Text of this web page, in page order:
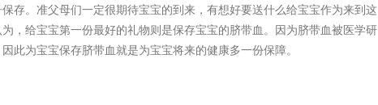
存。准父母们一定很期待宝宝的到来，有想好要送什么给宝宝作为来到这
，给宝宝第一份最好的礼物则是保存宝宝的脐带血。因为脐带血被医学研
此为宝宝保存脐带血就是为宝宝将来的健康多一份保障。